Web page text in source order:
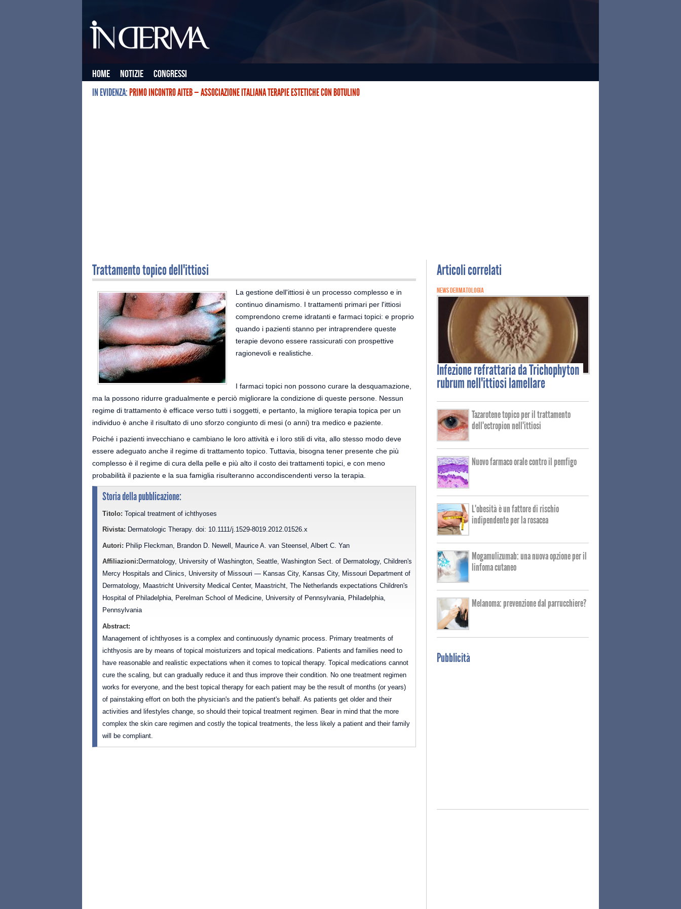
Home Notizie
Congressi
IN EVIDENZA:PRIMO INCONTRO AITEB — ASSOCIAZIONE ITALIANA TERAPIE ESTETICHE CON BOTULINO
Trattamento topico dell'ittiosi
La gestione dell'ittiosi è un processo complesso e in
continuo dinamismo. I trattamenti primari per l'ittiosi
comprendono creme idratanti e farmaci topici: e proprio
quando i pazienti stanno per intraprendere queste
terapie devono essere rassicurati con prospettive
ragionevoli e realistiche.
I farmaci topici non possono curare la desquamazione,
ma la possono ridurre gradualmente e perciò migliorare la condizione di queste persone. Nessun
regime di trattamento è efficace verso tutti i soggetti, e pertanto, la migliore terapia topica per un
individuo è anche il risultato di uno sforzo congiunto di mesi (o anni) tra medico e paziente.
Poiché i pazienti invecchiano e cambiano le loro attività e i loro stili di vita, allo stesso modo deve
essere adeguato anche il regime di trattamento topico. Tuttavia, bisogna tener presente che più
complesso è il regime di cura della pelle e più alto il costo dei trattamenti topici, e con meno
probabilità il paziente e la sua famiglia risulteranno accondiscendenti verso la terapia.
Storia della pubblicazione:
Titolo: Topical treatment of ichthyoses
Rivista: Dermatologic Therapy. doi: 10.1111/j.1529-8019.2012.01526.x
Autori: Philip Fleckman, Brandon D. Newell, Maurice A. van Steensel, Albert C. Yan
Affiliazioni: Dermatology, University of Washington, Seattle, Washington Sect. of Dermatology, Children's
Mercy Hospitals and Clinics, University of Missouri — Kansas City, Kansas City, Missouri Department of
Dermatology, Maastricht University Medical Center, Maastricht, The Netherlands expectations Children's
Hospital of Philadelphia, Perelman School of Medicine, University of Pennsylvania, Philadelphia,
Pennsylvania
Abstract:
Management of ichthyoses is a complex and continuously dynamic process. Primary treatments of
ichthyosis are by means of topical moisturizers and topical medications. Patients and families need to
have reasonable and realistic expectations when it comes to topical therapy. Topical medications cannot
cure the scaling, but can gradually reduce it and thus improve their condition. No one treatment regimen
works for everyone, and the best topical therapy for each patient may be the result of months (or years)
of painstaking effort on both the physician's and the patient's behalf. As patients get older and their
activities and lifestyles change, so should their topical treatment regimen. Bear in mind that the more
complex the skin care regimen and costly the topical treatments, the less likely a patient and their family
will be compliant.
Articoli correlati
NEWS DERMATOLOGIA
Infezionerefrattaria da Trichophyton
rubrum nell'ittiosi lamellare
Tazarotene topico per il trattamento
dell'ectropion nell'ittiosi
Nuovo farmaco orale contro il pemfigo
L'obesità è un fattore di rischio
indipendente per la rosacea
Mogamulizumab: una nuova opzione per il
linfoma cutaneo
Melanoma: prevenzione dal parrucchiere?
Pubblicità